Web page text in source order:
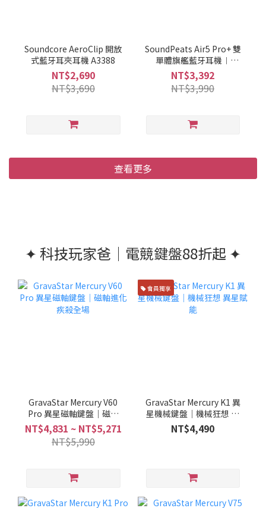
Soundcore AeroClip 開放
式藍牙耳夾耳機 A3388
NT$2,690
NT$3,690
SoundPeats Air5 Pro+ 雙
單體旗艦藍牙耳機︱
xMEMS + 動圈 雙單體
NT$3,392
NT$3,990
查看更多
✦ 科技玩家爸｜電競鍵盤88折起 ✦
GravaStar Mercury V60
Pro 異星磁軸鍵盤｜磁軸
進化 疾殺全場
NT$4,831 ~ NT$5,271
NT$5,990
會員獨享
GravaStar Mercury K1 異
星機械鍵盤｜機械狂想 異
星賦能
NT$4,490